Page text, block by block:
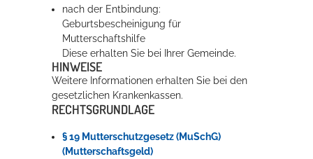
nach der Entbindung:
Geburtsbescheinigung für
Mutterschaftshilfe
Diese erhalten Sie bei Ihrer Gemeinde.
HINWEISE
Weitere Informationen erhalten Sie bei den
gesetzlichen Krankenkassen.
RECHTSGRUNDLAGE
§ 19 Mutterschutzgesetz (MuSchG)
(Mutterschaftsgeld)